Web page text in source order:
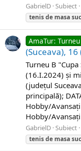
GabrielD Subiect
tenisde masa
AmaTur: Turneu
(Suceava),
Turneu B
(16.I.2024) și
(județul
principală);
Hobby/Avansați
Hobby/
GabrielD Subiect
tenisde masa